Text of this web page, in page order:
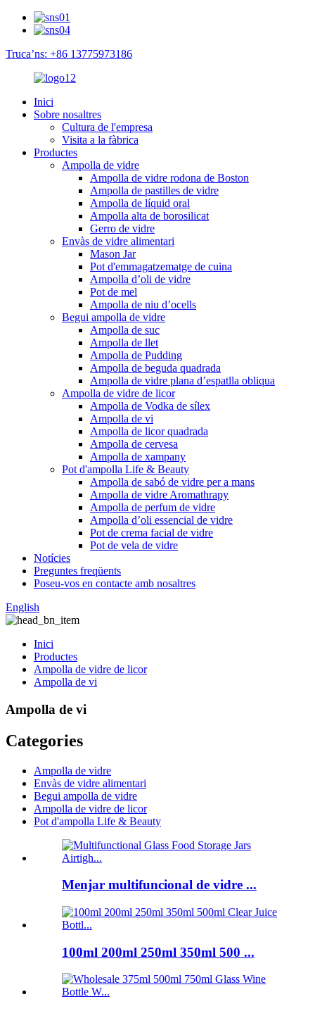
Truca’ns: +86 13775973186
Inici
Sobre nosaltres
Cultura de l'empresa
Visita a la fàbrica
Productes
Ampolla de vidre
Ampolla de vidre rodona de Boston
Ampolla de pastilles de vidre
Ampolla de líquid oral
Ampolla alta de borosilicat
Gerro de vidre
Envàs de vidre alimentari
Mason Jar
Pot d'emmagatzematge de cuina
Ampolla d’oli de vidre
Pot de mel
Ampolla de niu d’ocells
Begui ampolla de vidre
Ampolla de suc
Ampolla de llet
Ampolla de Pudding
Ampolla de beguda quadrada
Ampolla de vidre plana d’espatlla obliqua
Ampolla de vidre de licor
Ampolla de Vodka de sílex
Ampolla de vi
Ampolla de licor quadrada
Ampolla de cervesa
Ampolla de xampany
Pot d'ampolla Life & Beauty
Ampolla de sabó de vidre per a mans
Ampolla de vidre Aromathrapy
Ampolla de perfum de vidre
Ampolla d’oli essencial de vidre
Pot de crema facial de vidre
Pot de vela de vidre
Notícies
Preguntes freqüents
Poseu-vos en contacte amb nosaltres
English
Inici
Productes
Ampolla de vidre de licor
Ampolla de vi
Ampolla de vi
Categories
Ampolla de vidre
Envàs de vidre alimentari
Begui ampolla de vidre
Ampolla de vidre de licor
Pot d'ampolla Life & Beauty
Menjar multifuncional de vidre ...
100ml 200ml 250ml 350ml 500 ...